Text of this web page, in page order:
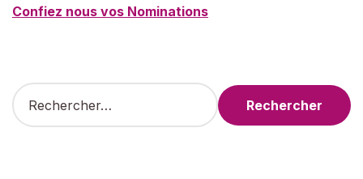
Confiez nous vos Nominations
R
e